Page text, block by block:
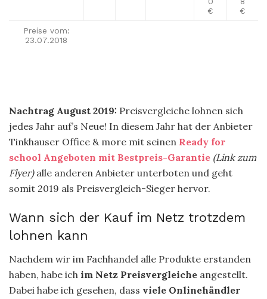
€
€
Preise vom:
23.07.2018
Nachtrag August 2019: Preisvergleiche lohnen sich
jedes Jahr auf’s Neue! In diesem Jahr hat der Anbieter
Tinkhauser Office & more mit seinen Ready for
school Angeboten mit Bestpreis-Garantie (Link zum
Flyer)alle anderen Anbieter unterboten und geht
somit 2019 als Preisvergleich-Sieger hervor.
Wann sich der Kauf im Netz trotzdem
lohnen kann
Nachdem wir im Fachhandel alle Produkte erstanden
haben, habe ich im Netz Preisvergleiche angestellt.
Dabei habe ich gesehen, dass viele Onlinehändler